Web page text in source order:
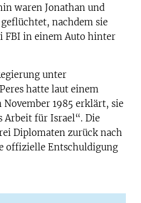
waren Jonathan und
nachdem sie
FBI in einem Auto hinter
unter
hatte laut einem
1985 erklärt, sie
Arbeit für Israel“. Die
Diplomaten zurück nach
offizielle Entschuldigung